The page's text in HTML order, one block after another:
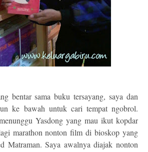
bentar sama buku tersayang, saya dan
ke bawah untuk cari tempat ngobrol.
Yasdong yang mau ikut kopdar
marathon nonton film di bioskop yang
Matraman. Saya awalnya diajak nonton